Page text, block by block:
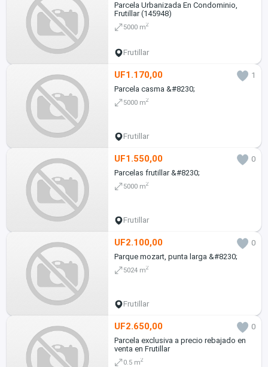
Parcela Urbanizada En Condominio,
Frutillar (145948)
5000 m2
Frutillar
UF1.170,00
1
Parcela casma &#8230;
5000 m2
Frutillar
UF1.550,00
0
Parcelas frutillar &#8230;
5000 m2
Frutillar
UF2.100,00
0
Parque mozart, punta larga &#8230;
5024 m2
Frutillar
UF2.650,00
0
Parcela exclusiva a precio rebajado en
venta en Frutillar
0.5 m2